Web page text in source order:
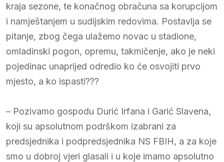
kraja sezone, te konačnog obračuna sa korupcijom
i namještanjem u sudijskim redovima. Postavlja se
pitanje, zbog čega ulažemo novac u stadione,
omladinski pogon, opremu, takmičenje, ako je neki
pojedinac unaprijed odredio ko će osvojiti prvo
mjesto, a ko ispasti???
– Pozivamo gospodu Durić Irfana i Garić Slavena,
koji su apsolutnom podrškom izabrani za
predsjednika i podpredsjednika NS FBIH, a za koje
smo u dobroj vjeri glasali i u koje imamo apsolutno